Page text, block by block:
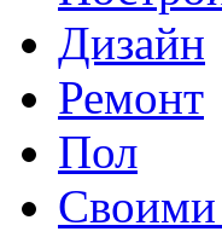
Дизайн
Ремонт
Пол